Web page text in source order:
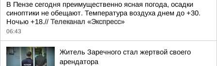
В Пензе сегодня преимущественно ясная погода, осадки
синоптики не обещают. Температура воздуха днем до +30.
Ночью +18.// Телеканал «Экспресс»
06:43
Житель Заречного стал жертвой своего
арендатора